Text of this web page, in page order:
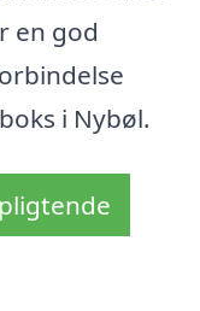
en god
i Nybøl.